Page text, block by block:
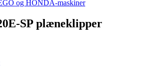
og HONDA-maskiner
SP plæneklipper